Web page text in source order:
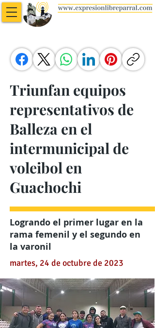
Triunfan equipos
representativos de
Balleza en el
intermunicipal de
voleibol en
Guachochi
Logrando el primer lugar en la
rama femenil y el segundo en
la varonil
martes, 24 de octubre de 2023